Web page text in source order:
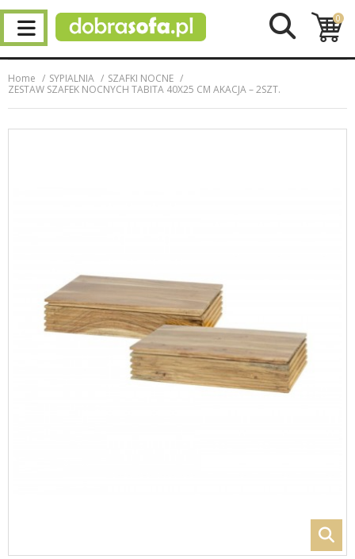
0
Home SYPIALNIA
SZAFKI NOCNE
ZESTAW SZAFEK NOCNYCH TABITA 40X25 CM AKACJA – 2SZT.